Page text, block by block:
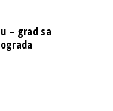
– grad sa